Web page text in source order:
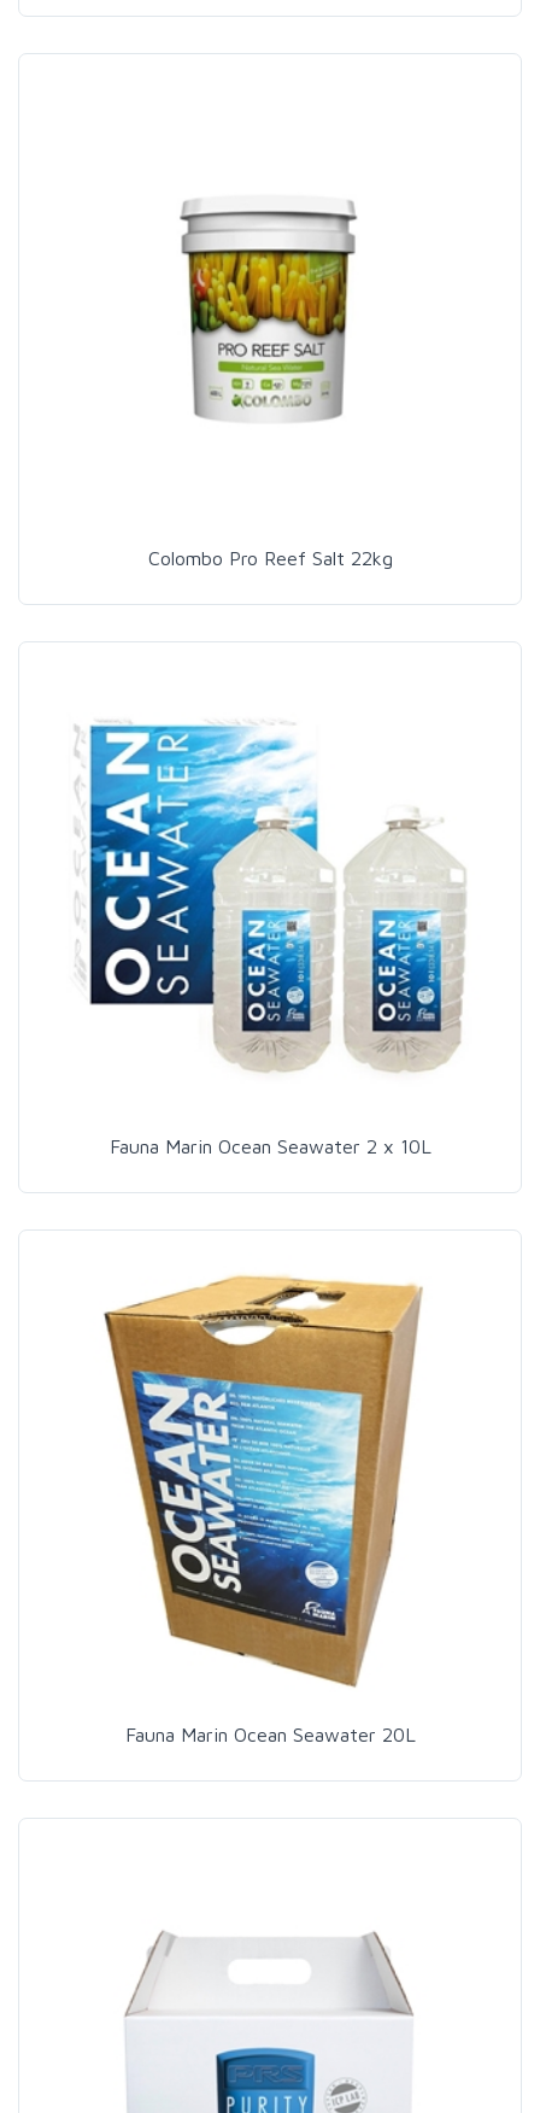
Colombo Pro Reef Salt 22kg
Fauna Marin Ocean Seawater 2 x 10L
Fauna Marin Ocean Seawater 20L